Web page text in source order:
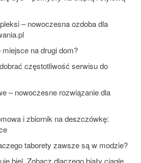
– nowoczesna ozdoba dla
na drugi dom?
częstotliwość serwisu do
– nowoczesne rozwiązanie dla
i zbiornik na deszczówkę:
taborety zawsze są w modzie?
biel. Zobacz dlaczego biały ciągle